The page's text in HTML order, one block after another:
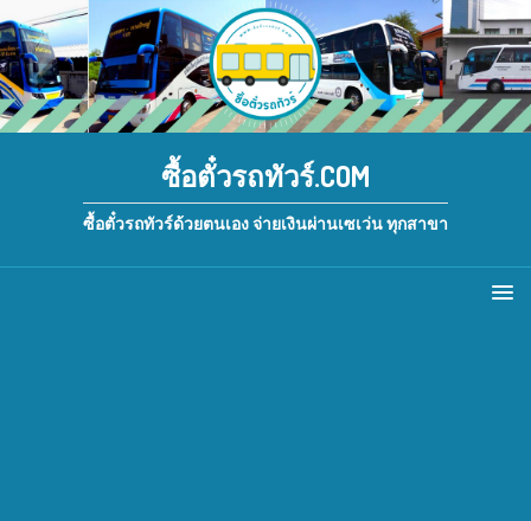
ซื้อตั๋วรถทัวร์.COM
ซื้อตั๋วรถทัวร์ด้วยตนเอง จ่ายเงินผ่านเซเว่น ทุกสาขา